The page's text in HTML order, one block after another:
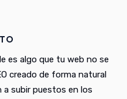
es algo que tu web no se
creado de forma natural
subir puestos en los